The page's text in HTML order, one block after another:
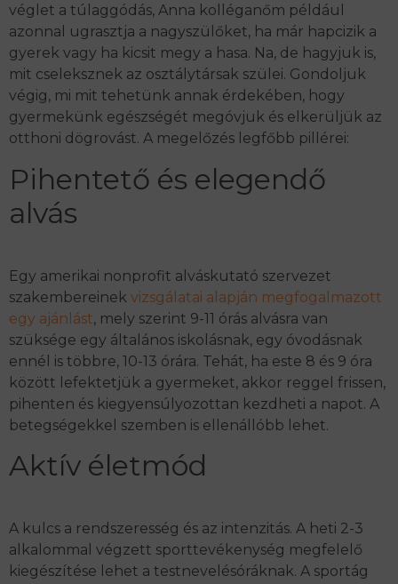
véglet a túlaggódás, Anna kolléganőm például
azonnal ugrasztja a nagyszülőket, ha már hapcizik a
gyerek vagy ha kicsit megy a hasa. Na, de hagyjuk is,
mit cseleksznek az osztálytársak szülei. Gondoljuk
végig, mi mit tehetünk annak érdekében, hogy
gyermekünk egészségét megóvjuk és elkerüljük az
otthoni dögrovást. A megelőzés legfőbb pillérei:
Pihentető és elegendő
alvás
Egy amerikai nonprofit alváskutató szervezet
szakembereinek vizsgálatai alapján megfogalmazott
egy ajánlást, mely szerint 9-11 órás alvásra van
szüksége egy általános iskolásnak, egy óvodásnak
ennél is többre, 10-13 órára. Tehát, ha este 8 és 9 óra
között lefektetjük a gyermeket, akkor reggel frissen,
pihenten és kiegyensúlyozottan kezdheti a napot. A
betegségekkel szemben is ellenállóbb lehet.
Aktív életmód
A kulcs a rendszeresség és az intenzitás. A heti 2-3
alkalommal végzett sporttevékenység megfelelő
kiegészítése lehet a testnevelésóráknak. A sportág